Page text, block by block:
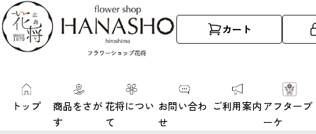
カート
トップ
商品をさが
す
花将につい
て
お問い合わ
せ
ご利用案内 アフターブ
ーケ